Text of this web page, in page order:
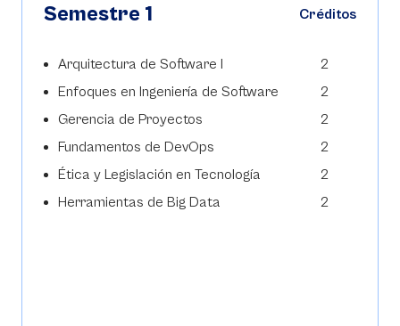
Semestre 1 Créditos
Arquitectura de Software I
2
Enfoques en Ingeniería de Software
2
Gerencia de Proyectos
2
Fundamentos de DevOps
2
Ética y Legislación en Tecnología
2
Herramientas de Big Data
2